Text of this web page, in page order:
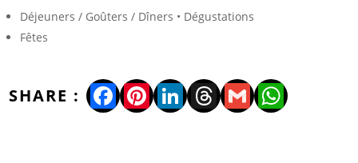
Déjeuners / Goûters / Dîners • Dégustations
Fêtes
Facebook
Pinterest
LinkedIn
Threads
Gmail